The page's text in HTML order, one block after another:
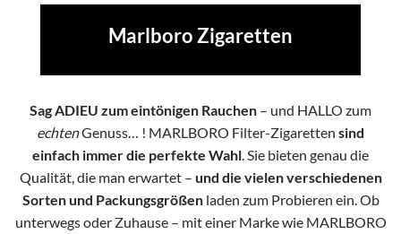
Marlboro Zigaretten
Sag ADIEU zum eintönigen Rauchen – und HALLO zum
echtenGenuss… ! MARLBORO Filter-Zigaretten sind
einfach immer die perfekte Wahl . Sie bieten genau die
Qualität, die man erwartet – und die vielen verschiedenen
Sorten und Packungsgrößenladen zum Probieren ein. Ob
unterwegs oder Zuhause – mit einer Marke wie MARLBORO